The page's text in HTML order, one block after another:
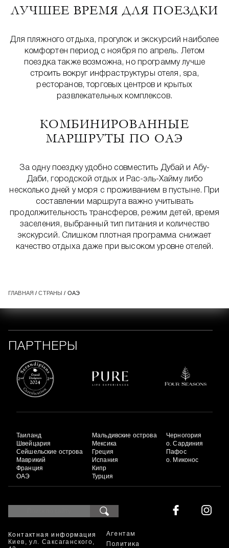
ЛУЧШЕЕ ВРЕМЯ ДЛЯ ПОЕЗДКИ
Для пляжного отдыха, прогулок и экскурсий наиболее
комфортен период с ноября по апрель. Летом
поездка также возможна, но программу лучше
строить вокруг инфраструктуры отеля, spa,
ресторанов, торговых центров и крытых
развлекательных комплексов.
КОМБИНИРОВАННЫЕ
МАРШРУТЫ ПО ОАЭ
За одну поездку удобно совместить Дубай и Абу-
Даби, городской отдых и Рас-эль-Хайму либо
несколько дней у моря с проживанием в пустыне. При
составлении маршрута важно учитывать
продолжительность трансферов, режим детей, время
заселения, выбранный тип питания и количество
экскурсий. Слишком плотная программа снижает
качество отдыха даже при высоком уровне отелей.
ГЛАВНАЯ /СТРАНЫ / ОАЭ
ПАРТНЕРЫ
Таиланд
Швейцария
Сейшельские острова
Маврикий
Франция
ОАЭ
Мальдивские острова
Мексика
Греция
Испания
Кипр
Турция
Черногория
о. Сардиния
Пафос
о. Миконос
Контактная информация
Киев, ул. Саксаганского,
Агентам
Политика